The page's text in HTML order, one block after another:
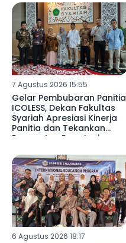
7 Agustus 2026 15:55
Gelar Pembubaran Panitia
ICOLESS, Dekan Fakultas
Syariah Apresiasi Kinerja
Panitia dan Tekankan
Penguatan Reputasi
6 Agustus 2026 18:17